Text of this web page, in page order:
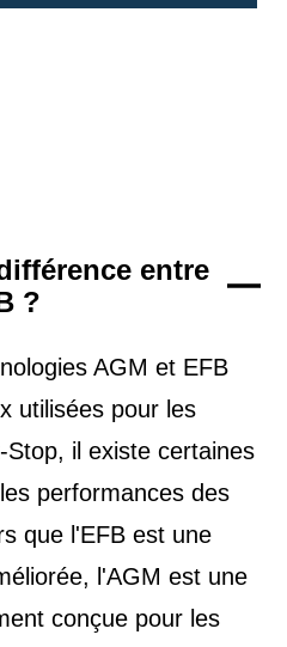
entre
?
AGM et EFB
utilisées pour les
il existe certaines
performances des
que l'EFB est une
l'AGM est une
conçue pour les